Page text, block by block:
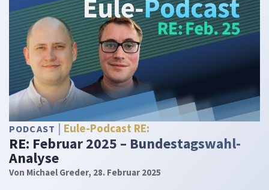
PODCAST Eule-Podcast RE:
RE: Februar 2025 – Bundestagswahl-
Analyse
Von Michael Greder, 28. Februar 2025